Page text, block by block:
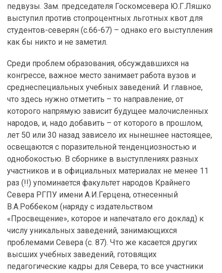
педвузы. Зам. председателя Госкомсевера Ю.Г.Ляшко
выступил против стопроцентных льготных квот для
студентов-северян (с.66-67) – однако его выступления
как бы никто и не заметил.
Среди проблем образования, обсуждавшихся на
конгрессе, важное место занимает работа вузов и
среднеспециальных учебных заведений. И главное,
что здесь нужно отметить – то направление, от
которого напрямую зависит будущее малочисленных
народов, и, надо добавить – от которого в прошлом,
лет 50 или 30 назад зависело их нынешнее настоящее,
освещаются с поразительной тенденциозностью и
однобокостью. В сборнике в выступлениях разных
участников и в официальных материалах не менее 11
раз (!!) упоминается факультет народов Крайнего
Севера РГПУ имени А.И.Герцена, отнесенный
В.А.Роббеком (наряду с издательством
«Просвещение», которое и напечатало его доклад) к
числу уникальных заведений, занимающихся
проблемами Севера (с. 87). Что же касается других
высших учебных заведений, готовящих
педагогические кадры для Севера, то все участники